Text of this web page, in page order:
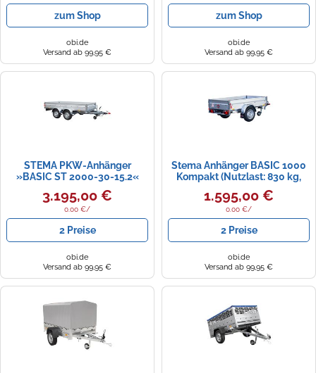
zum Shop
obi.de
Versand ab 99,95 €
zum Shop
obi.de
Versand ab 99,95 €
STEMA PKW-Anhänger
»BASIC ST 2000-30-15.2«
3.195,00 €
0.00 €/
2 Preise
obi.de
Versand ab 99,95 €
Stema Anhänger BASIC 1000
Kompakt (Nutzlast: 830 kg,
Einachser, Kasteninnenmaß:
201 x 108 x 33 cm, Gebremst)
1.595,00 €
0.00 €/
2 Preise
obi.de
Versand ab 99,95 €